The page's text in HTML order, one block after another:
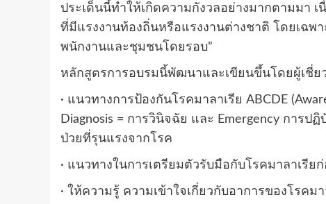
ประเด็นนี้ทำให้เกิดความกังวลอย่างมากตามมา
ที่มีแรงงานท้องถิ่นหรือแรงงานต่างชาติ โดยเฉพ
พนักงานและชุมชนโดยรอบ”
หลักสูตรการอบรมนี้พัฒนาและเขียนขึ้นโดยผู้เชี่ย
· แนวทางการป้องกันโรคมาลาเรีย ABCDE
Diagnosis = การวินิจฉัย และ Emergency การ
ป่วยที่รุนแรงจากโรค
· แนวทางในการเตรียมตัวรับมือกับโรคมาลาเรี
· ให้ความรู้ ความเข้าใจเกี่ยวกับอาการของโรค